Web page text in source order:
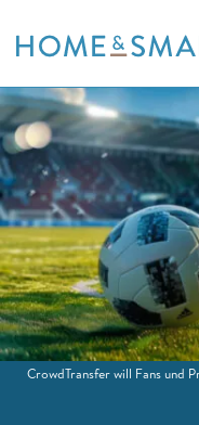
to
CrowdTransfer will Fans und